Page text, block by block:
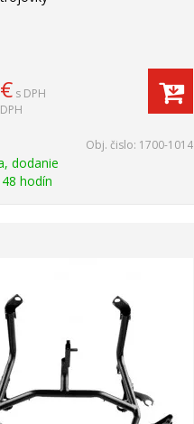
€ s DPH
dodanie
hodín
Obj. čislo: 1700-1014